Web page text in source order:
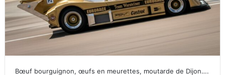
Bœuf bourguignon, œufs en meurettes, moutarde de Dijon….